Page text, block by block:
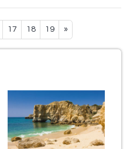
17 18 19 »